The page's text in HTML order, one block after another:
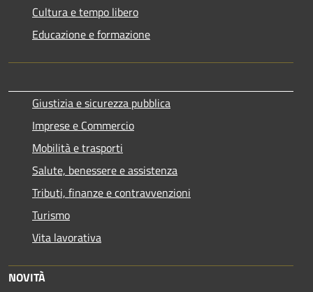
Cultura e tempo libero
Educazione e formazione
Giustizia e sicurezza pubblica
Imprese e Commercio
Mobilità e trasporti
Salute, benessere e assistenza
Tributi, finanze e contravvenzioni
Turismo
Vita lavorativa
NOVITÀ